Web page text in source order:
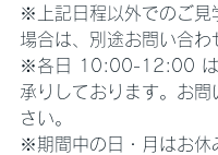
※上記日程以外でのご見
場合は、別途お問い合わ
※各日 10:00-12:00 は
承りしております。お問
さい。
※期間中の日・月はお休